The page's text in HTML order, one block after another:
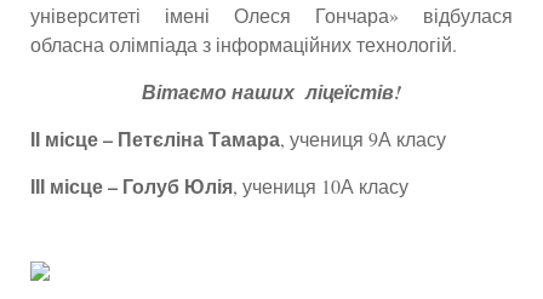
університеті імені Олеся Гончара» відбулася
обласна олімпіада з інформаційних технологій.
Вітаємо наших ліцеїстів!
ІІ місце – Петєліна Тамара, учениця 9А класу
ІІІ місце – Голуб Юлія, учениця 10А класу